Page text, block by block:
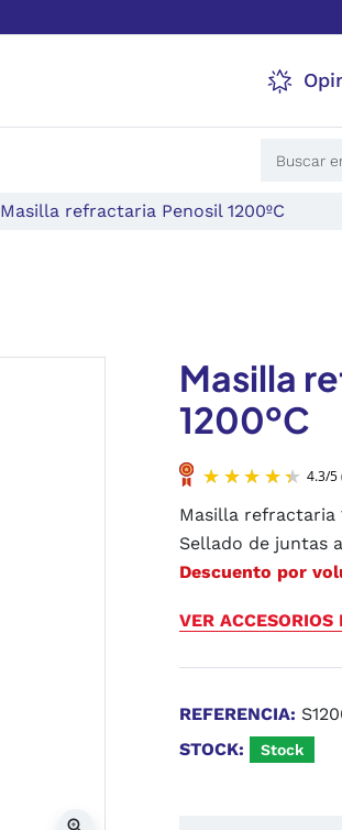
Masilla refractaria Penosil 1200ºC
Masilla
1200ºC
Masilla refractaria
Sellado de juntas
Descuento por
VER ACCESORIOS
REFERENCIA:
STOCK:
Stock